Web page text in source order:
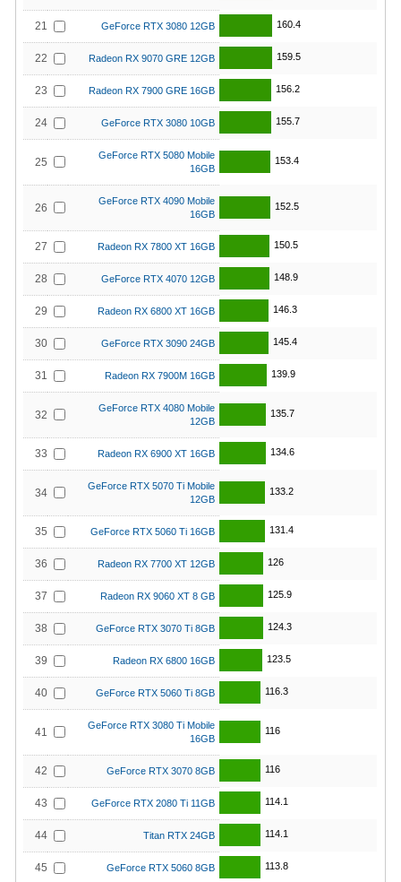
21 GeForce RTX 3080 12GB 160.4
22 Radeon RX 9070 GRE 12GB 159.5
23 Radeon RX 7900 GRE 16GB 156.2
24 GeForce RTX 3080 10GB 155.7
25
GeForce RTX 5080 Mobile
16GB
153.4
26
GeForce RTX 4090 Mobile
16GB
152.5
27 Radeon RX 7800 XT 16GB 150.5
28 GeForce RTX 4070 12GB 148.9
29 Radeon RX 6800 XT 16GB 146.3
30 GeForce RTX 3090 24GB 145.4
31 Radeon RX 7900M 16GB 139.9
32
GeForce RTX 4080 Mobile
12GB
135.7
33 Radeon RX 6900 XT 16GB 134.6
34
GeForce RTX 5070 Ti Mobile
12GB
133.2
35 GeForce RTX 5060 Ti 16GB 131.4
36 Radeon RX 7700 XT 12GB 126
37 Radeon RX 9060 XT 8 GB 125.9
38 GeForce RTX 3070 Ti 8GB 124.3
39 Radeon RX 6800 16GB 123.5
40 GeForce RTX 5060 Ti 8GB 116.3
41
GeForce RTX 3080 Ti Mobile
16GB
116
42 GeForce RTX 3070 8GB 116
43 GeForce RTX 2080 Ti 11GB 114.1
44 Titan RTX 24GB 114.1
45 GeForce RTX 5060 8GB 113.8